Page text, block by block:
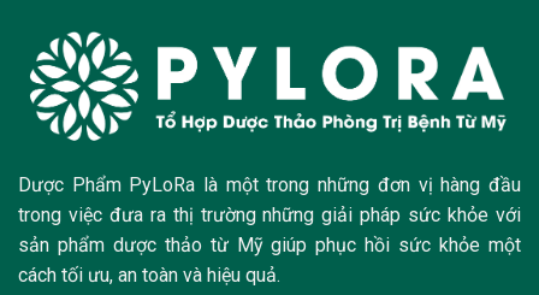
Dược Phẩm PyLoRa là một trong những đơn vị hàng đầu
trong việc đưa ra thị trường những giải pháp sức khỏe với
sản phẩm dược thảo từ Mỹ giúp phục hồi sức khỏe một
cách tối ưu, an toàn và hiệu quả.